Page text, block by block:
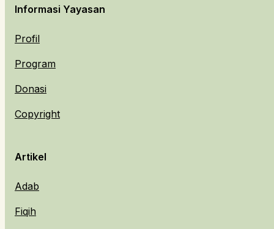
Informasi Yayasan
Profil
Program
Donasi
Copyright
Artikel
Adab
Fiqih